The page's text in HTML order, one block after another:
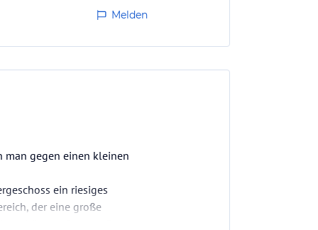
Melden
man gegen einen kleinen
ein riesiges
der eine große